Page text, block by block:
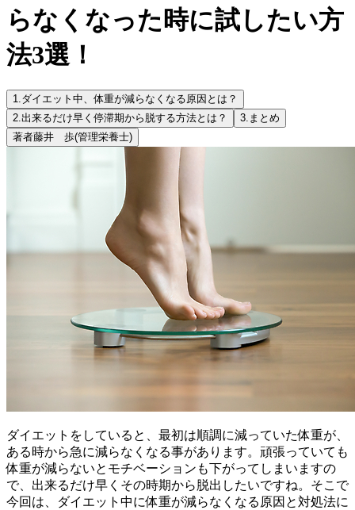
らなくなった時に試したい方
法3選！
1.ダイエット中、体重が減らなくなる原因とは？
2.出来るだけ早く停滞期から脱する方法とは？ 3. まとめ
著者藤井 歩(管理栄養士)
ダイエットをしていると、最初は順調に減っていた体重が、
ある時から急に減らなくなる事があります。頑張っていても
体重が減らないとモチベーションも下がってしまいますの
で、出来るだけ早くその時期から脱出したいですね。そこで
今回は、ダイエット中に体重が減らなくなる原因と対処法に